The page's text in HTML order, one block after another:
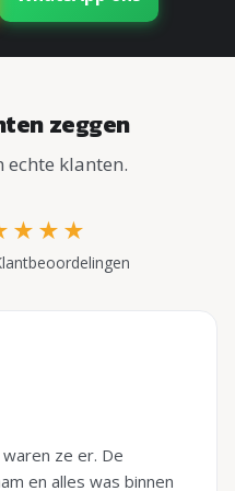
zeggen
echte klanten.
ze er. De
en alles was binnen